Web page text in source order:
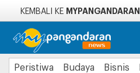
KEMBALI KE MYPANGANDARAN
Peristiwa Budaya Bisnis